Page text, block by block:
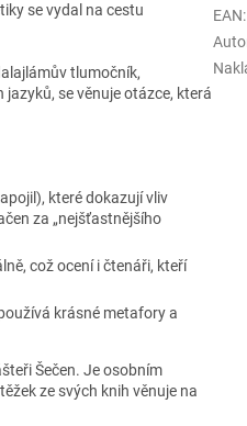
se vydal na cestu
tlumočník,
se věnuje otázce, která
které dokazují vliv
za „nejšťastnějšího
což ocení i čtenáři, kteří
krásné metafory a
Šečen. Je osobním
ze svých knih věnuje na
EAN: